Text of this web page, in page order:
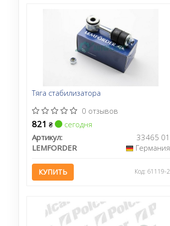
Тяга стабилизатора
0 отзывов
821 ₴
сегодня
Артикул:
33465 01
LEMFORDER
Германия
КУПИТЬ Код: 61119-2